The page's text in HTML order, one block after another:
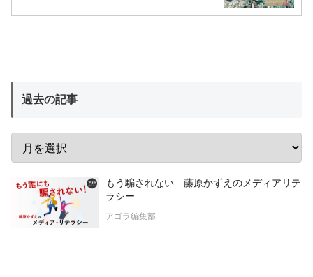
過去の記事
もう騙されない 藤原かずえのメディアリテ
ラシー
アゴラ編集部